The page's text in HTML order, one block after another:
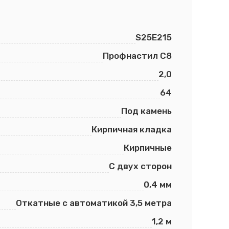
S25E215
Профнастил С8
2,0
64
Под камень
Кирпичная кладка
Кирпичные
С двух сторон
0,4 мм
Откатные с автоматикой 3,5 метра
1,2 м